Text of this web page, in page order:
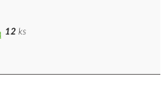
12 ks